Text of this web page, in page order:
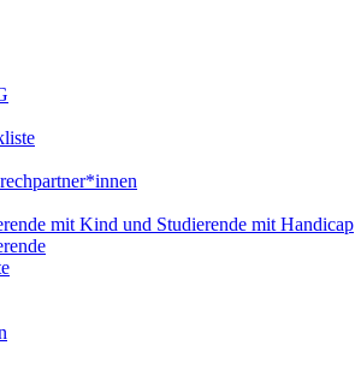
mit Kind und Studierende mit Handicap